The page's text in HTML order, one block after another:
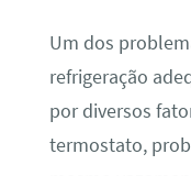
Um dos
refrigeração
por diversos
termostato,